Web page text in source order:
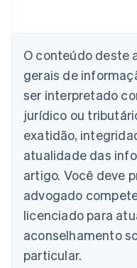
O conteúdo deste
gerais de
ser interpretado
jurídico ou
exatidão,
atualidade das
artigo. Você deve
advogado
licenciado para
aconselhamento
particular.
English
Áustria
Deutsch English
Bélgica
Nederlands Français
Brasil
Português English
Bulgária
Canadá
EnglishFrançais
China continental
简体中文
Chipre
English
Croácia
EnglishItaliano